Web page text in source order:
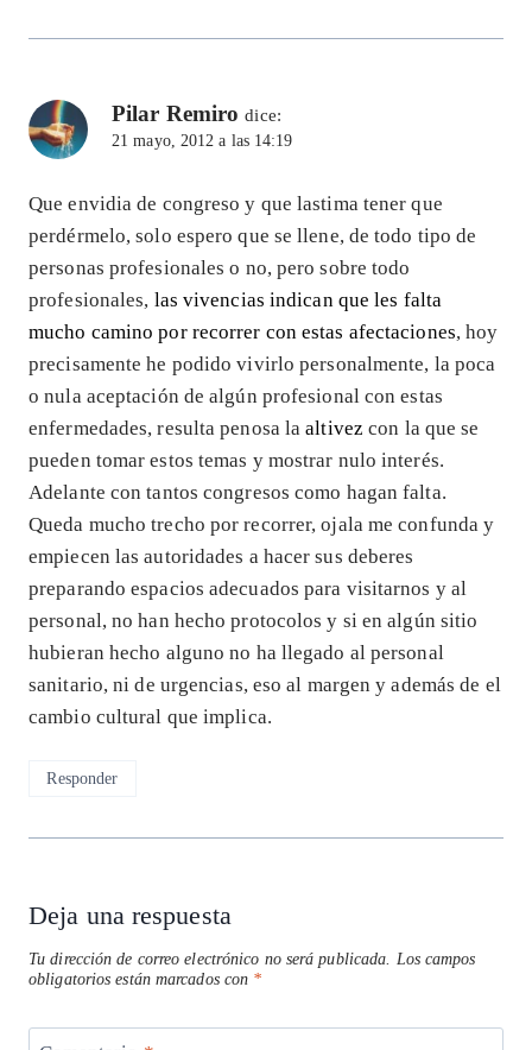
Pilar Remiro dice:
21 mayo, 2012 a las 14:19
Que envidia de congreso y que lastima tener que
perdérmelo, solo espero que se llene, de todo tipo de
personas profesionales o no, pero sobre todo
profesionales, las vivencias indican que les falta
mucho camino por recorrer con estas afectaciones, hoy
precisamente he podido vivirlo personalmente, la poca
o nula aceptación de algún profesional con estas
enfermedades, resulta penosa laaltivezcon la que se
pueden tomar estos temas y mostrar nulo interés.
Adelante con tantos congresos como hagan falta.
Queda mucho trecho por recorrer, ojala me confunda y
empiecen las autoridades a hacer sus deberes
preparando espacios adecuados para visitarnos y al
personal, no han hecho protocolos y si en algún sitio
hubieran hecho alguno no ha llegado al personal
sanitario, ni de urgencias, eso al margen y además de el
cambio cultural que implica.
Responder
Deja una respuesta
Tu dirección de correo electrónico no será publicada.
Los campos
obligatorios están marcados con *